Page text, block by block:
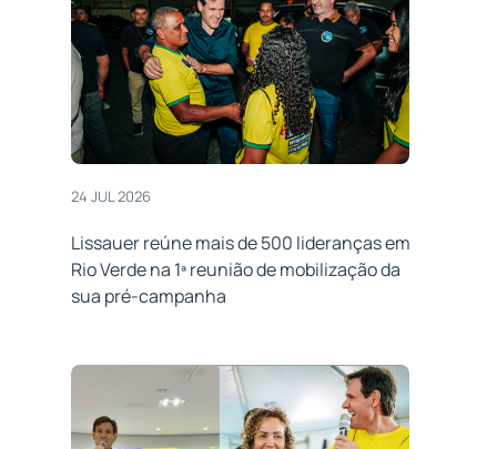
24 JUL 2026
Lissauer reúne mais de 500 lideranças em
Rio Verde na 1ª reunião de mobilização da
sua pré-campanha